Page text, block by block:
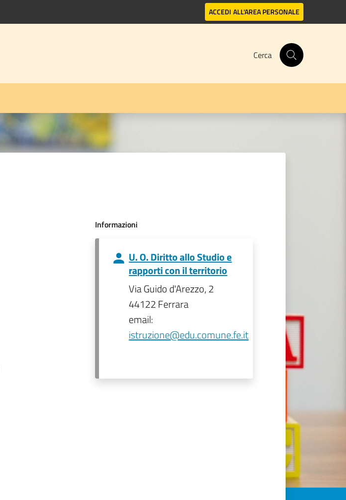
ACCEDI ALL'AREA PERSONALE
Cerca
Informazioni
U. O. Diritto allo Studio e
rapporti con il territorio
Via Guido d'Arezzo, 2
44122 Ferrara
email:
istruzione@edu.comune.fe.it